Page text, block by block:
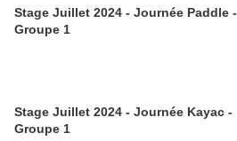
Stage Juillet 2024 - Journée Paddle -
Groupe 1
Stage Juillet 2024 - Journée Kayac -
Groupe 1